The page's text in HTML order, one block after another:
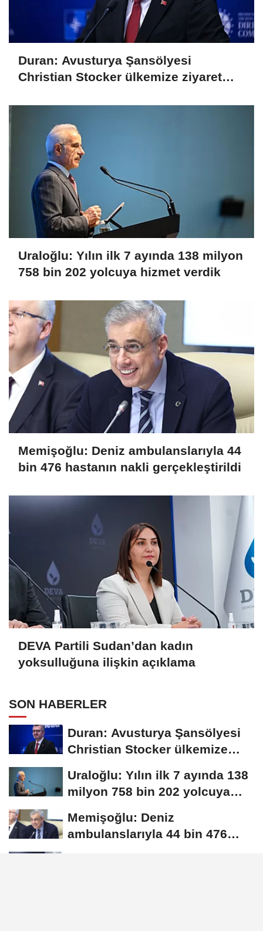
Duran: Avusturya Şansölyesi
Christian Stocker ülkemize ziyaret
Uraloğlu: Yılın ilk 7 ayında 138 milyon
758 bin 202 yolcuya hizmet verdik
Memişoğlu: Deniz ambulanslarıyla 44
bin 476 hastanın nakli gerçekleştirildi
DEVA Partili Sudan’dan kadın
yoksulluğuna ilişkin açıklama
SON HABERLER
Duran: Avusturya Şansölyesi
Christian Stocker ülkemize
Uraloğlu: Yılın ilk 7 ayında 138
milyon 758 bin 202 yolcuya
Memişoğlu: Deniz
ambulanslarıyla 44 bin 476